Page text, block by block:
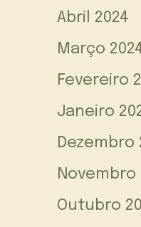
Abril 2024
Março
Fevereiro
Janeiro
Dezembro
Novembro
Outubro